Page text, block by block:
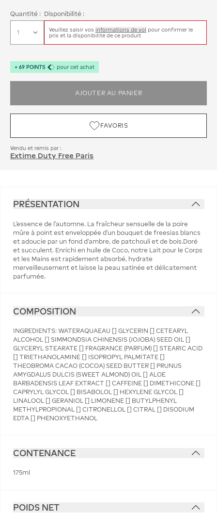
Quantité : Disponibilité :
Veuillez saisir vos informations de vol pour confirmer le
prix et la disponibilité de ce produit
+ 69 POINTS pour cet achat
AJOUTER AU PANIER
FAVORIS
Vendu et remis par :
Extime Duty Free Paris
PRÉSENTATION
L’essence de l’automne. La fraîcheur sensuelle de la poire
mûre à point est enveloppée d’un bouquet de freesias blancs
et adoucie par un fond d’ambre, de patchouli et de bois.Doré
et succulent. Enrichi en huile de Coco, notre Lait pour le Corps
et les Mains est rapidement absorbé, hydrate
merveilleusement et laisse la peau satinée et délicatement
parfumée.
COMPOSITION
INGREDIENTS: WATERAQUAEAU [] GLYCERIN [] CETEARYL
ALCOHOL [] SIMMONDSIA CHINENSIS (JOJOBA) SEED OIL []
GLYCERYL STEARATE [] FRAGRANCE (PARFUM) [] STEARIC ACID
[] TRIETHANOLAMINE [] ISOPROPYL PALMITATE []
THEOBROMA CACAO (COCOA) SEED BUTTER [] PRUNUS
AMYGDALUS DULCIS (SWEET ALMOND) OIL [] ALOE
BARBADENSIS LEAF EXTRACT [] CAFFEINE [] DIMETHICONE []
CAPRYLYL GLYCOL [] BISABOLOL [] HEXYLENE GLYCOL []
LINALOOL [] GERANIOL [] LIMONENE [] BUTYLPHENYL
METHYLPROPIONAL [] CITRONELLOL [] CITRAL [] DISODIUM
EDTA [] PHENOXYETHANOL
CONTENANCE
175ml
POIDS NET